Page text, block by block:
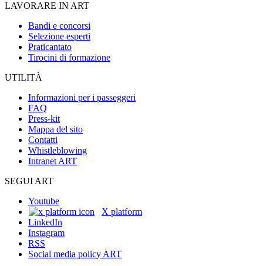
LAVORARE IN ART
Bandi e concorsi
Selezione esperti
Praticantato
Tirocini di formazione
UTILITÀ
Informazioni per i passeggeri
FAQ
Press-kit
Mappa del sito
Contatti
Whistleblowing
Intranet ART
SEGUI ART
Youtube
X platform
LinkedIn
Instagram
RSS
Social media policy ART